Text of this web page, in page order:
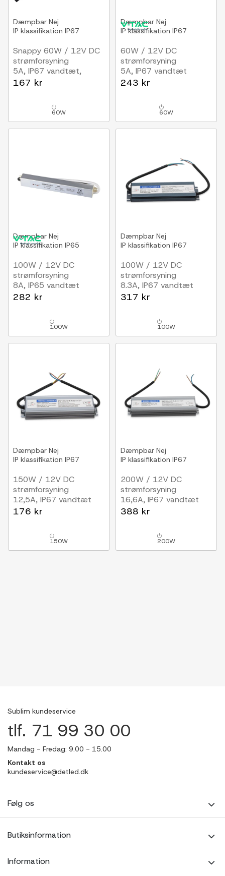
Dæmpbar Nej
IP klassifikation IP67
Snappy 60W / 12V DC
strømforsyning
5A, IP67 vandtæt,
Vandtæt
167 kr
60W
Dæmpbar Nej
IP klassifikation IP67
60W / 12V DC
strømforsyning
5A, IP67 vandtæt
243 kr
60W
Dæmpbar Nej
IP klassifikation IP65
100W / 12V DC
strømforsyning
8A, IP65 vandtæt
282 kr
100W
Dæmpbar Nej
IP klassifikation IP67
100W / 12V DC
strømforsyning
8.3A, IP67 vandtæt
317 kr
100W
Dæmpbar Nej
IP klassifikation IP67
150W / 12V DC
strømforsyning
12,5A, IP67 vandtæt
176 kr
150W
Dæmpbar Nej
IP klassifikation IP67
200W / 12V DC
strømforsyning
16,6A, IP67 vandtæt
388 kr
200W
Sublim kundeservice
tlf. 71 99 30 00
Mandag - Fredag: 9.00 - 15.00
Kontakt os
kundeservice@detled.dk
Følg os
Butiksinformation
Information